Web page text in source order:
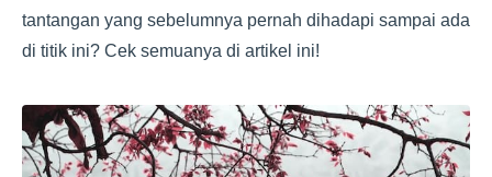
tantangan yang sebelumnya pernah dihadapi sampai ada
di titik ini? Cek semuanya di artikel ini!